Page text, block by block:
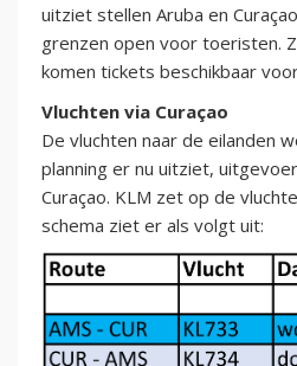
uitziet stellen Aruba en
grenzen open voor toeristen.
komen tickets beschikbaar
Vluchten via Curaçao
De vluchten naar de eilanden
planning er nu uitziet,
Curaçao. KLM zet op de
schema ziet er als volgt uit: